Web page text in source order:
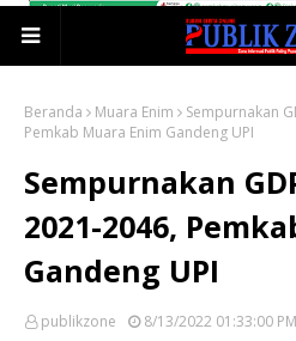
Beranda Muara Enim
Sempurnakan
Pemkab Muara Enim Gandeng UPI
Sempurnakan
2021-2046,
Gandeng UPI
publikzone 8/13/2022 01:33:00 PM